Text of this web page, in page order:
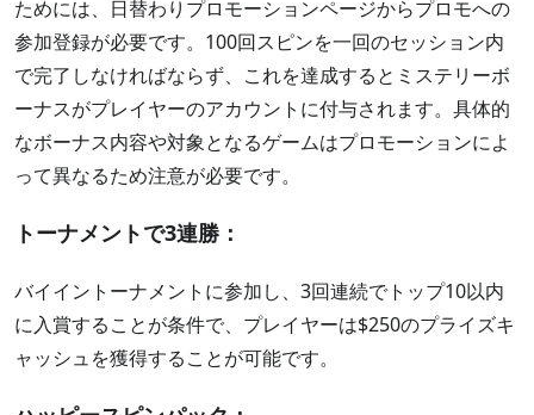
ためには、日替わりプロモーションページからプロモへの
参加登録が必要です。100回スピンを一回のセッション内
で完了しなければならず、これを達成するとミステリーボ
ーナスがプレイヤーのアカウントに付与されます。具体的
なボーナス内容や対象となるゲームはプロモーションによ
って​​異なるため注意が必要です。
トーナメントで3連勝：
バイイントーナメントに参加し、3回連続でトップ10以内
に入賞することが条件で、プレイヤーは$250のプライズキ
ャッシュを獲得することが可能です。